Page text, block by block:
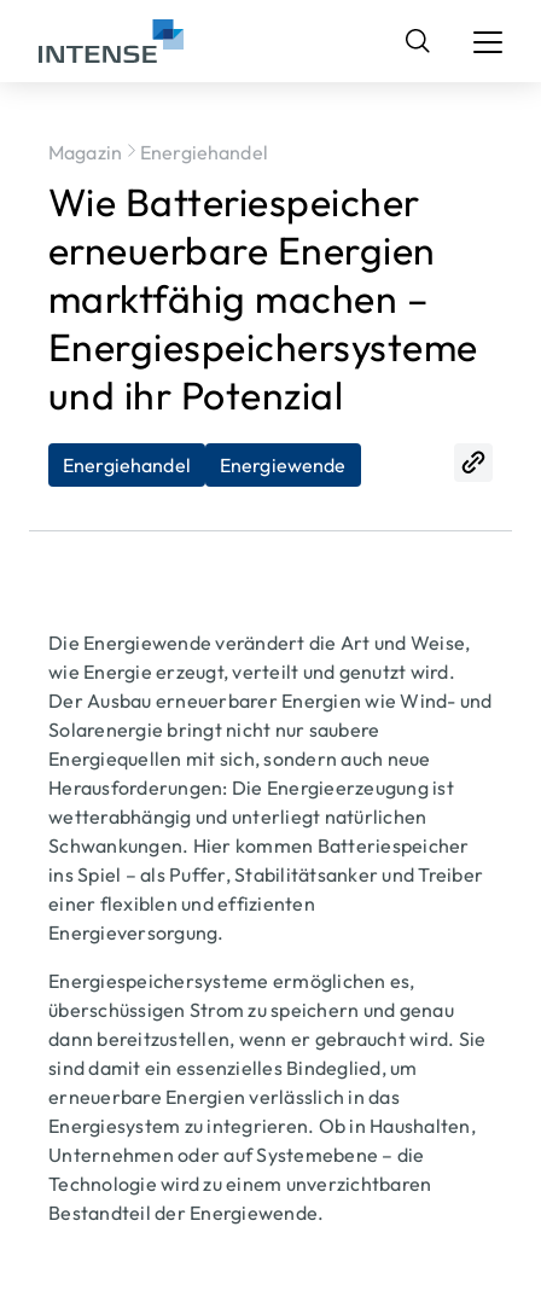
Suchen
Magazin Energiehandel
Wie Batteriespeicher
erneuerbare Energien
marktfähig machen –
Energiespeichersysteme
und ihr Potenzial
Energiehandel Energiewende
Die Energiewende verändert die Art und Weise,
wie Energie erzeugt, verteilt und genutzt wird.
Der Ausbau erneuerbarer Energien wie Wind- und
Solarenergie bringt nicht nur saubere
Energiequellen mit sich, sondern auch neue
Herausforderungen: Die Energieerzeugung ist
wetterabhängig und unterliegt natürlichen
Schwankungen. Hier kommen Batteriespeicher
ins Spiel – als Puffer, Stabilitätsanker und Treiber
einer flexiblen und effizienten
Energieversorgung.
Energiespeichersysteme ermöglichen es,
überschüssigen Strom zu speichern und genau
dann bereitzustellen, wenn er gebraucht wird. Sie
sind damit ein essenzielles Bindeglied, um
erneuerbare Energien verlässlich in das
Energiesystem zu integrieren. Ob in Haushalten,
Unternehmen oder auf Systemebene – die
Technologie wird zu einem unverzichtbaren
Bestandteil der Energiewende.